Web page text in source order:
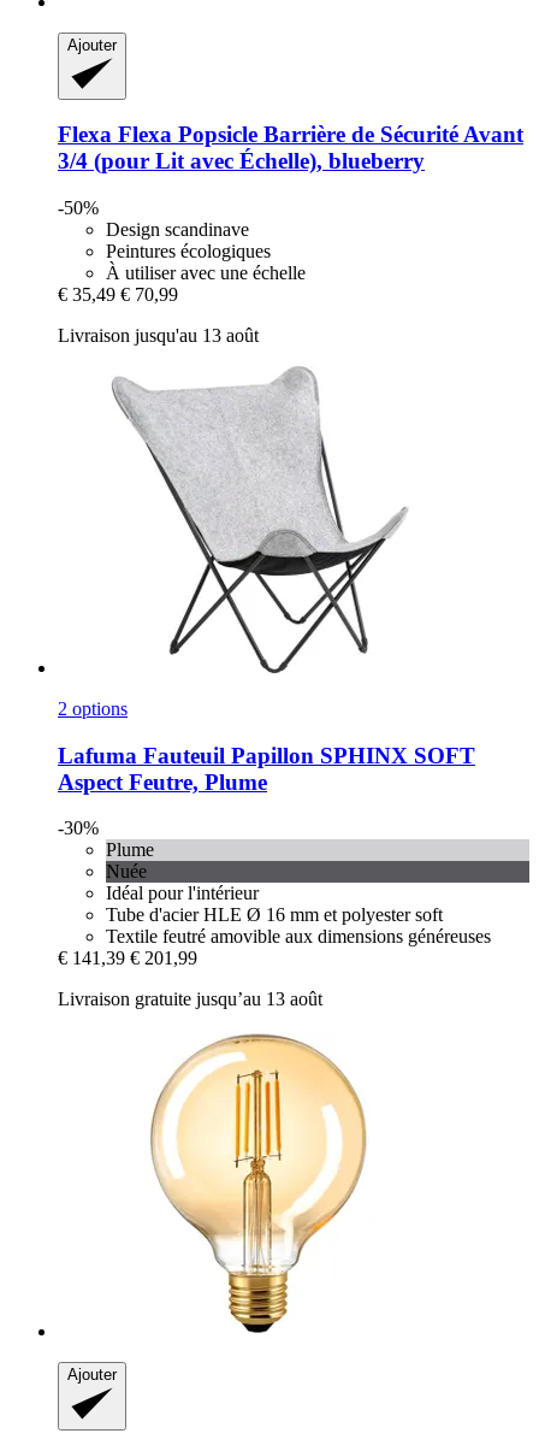
Ajouter
Flexa Flexa Popsicle Barrière de Sécurité Avant
3/4 (pour Lit avec Échelle), blueberry
-50%
Design scandinave
Peintures écologiques
À utiliser avec une échelle
€ 35,49 € 70,99
Livraison jusqu'au 13 août
2 options
Lafuma Fauteuil Papillon SPHINX SOFT
Aspect Feutre, Plume
-30%
Plume
Nuée
Idéal pour l'intérieur
Tube d'acier HLE Ø 16 mm et polyester soft
Textile feutré amovible aux dimensions généreuses
€ 141,39 € 201,99
Livraison gratuite jusqu’au 13 août
Ajouter